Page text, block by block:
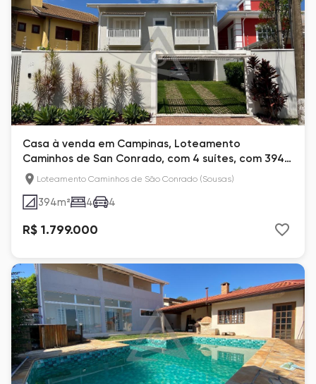
Casa à venda em Campinas, Loteamento
Caminhos de San Conrado, com 4 suítes, com 394
m², San Conrado
Loteamento Caminhos de São Conrado (Sousas)
394m² 4 4
R$ 1.799.000